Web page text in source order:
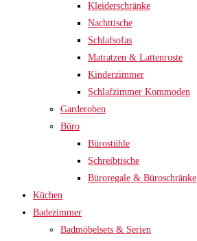
Kleiderschränke
Nachttische
Schlafsofas
Matratzen & Lattenroste
Kinderzimmer
Schlafzimmer Kommoden
Garderoben
Büro
Bürostühle
Schreibtische
Büroregale & Büroschränke
Küchen
Badezimmer
Badmöbelsets & Serien